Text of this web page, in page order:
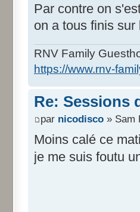
Par contre on
on a tous finis sur
RNV Family
https://www.rnv-
Re: Sessions
par nicodisco » Sam
Moins calé ce
je me suis foutu